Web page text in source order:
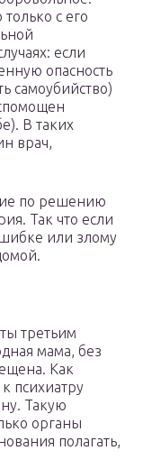
с его
если
опасность
самоубийство)
В таких
врач,
по решению
Так что если
или злому
третьим
мама, без
Как
психиатру
Такую
органы
полагать,